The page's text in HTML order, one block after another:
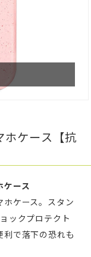
ホケース【抗
ケース
ケース。スタン
ックプロテクト
で落下の恐れも